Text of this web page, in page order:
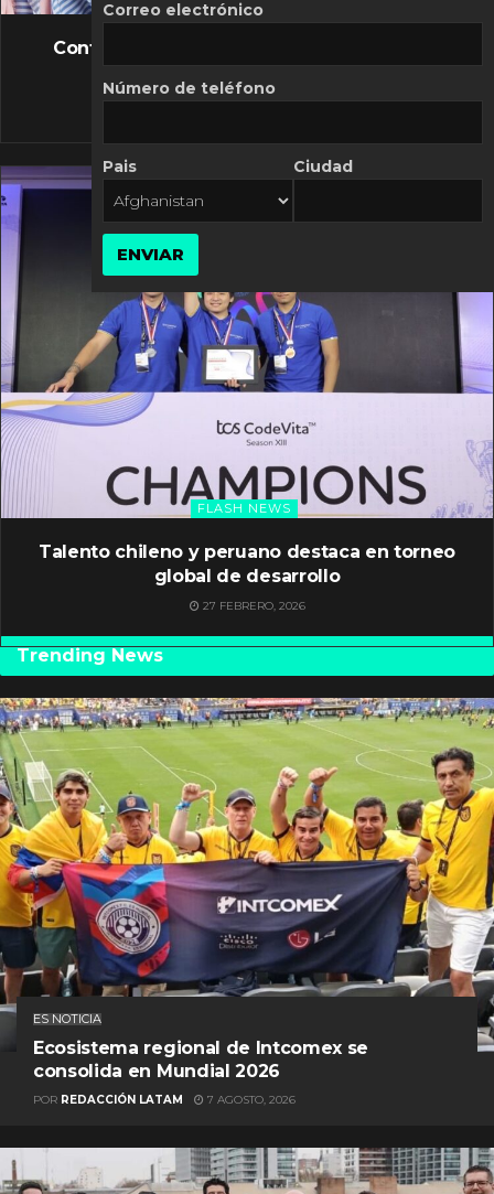
FLASH NEWS
Controversia de Mercado Libre por costos
10 MARZO, 2026
FLASH NEWS
Talento chileno y peruano destaca en torneo
global de desarrollo
27 FEBRERO, 2026
Trending News
ES NOTICIA
Ecosistema regional de Intcomex se
consolida en Mundial 2026
POR REDACCIÓN LATAM 7 AGOSTO, 2026
Correo electrónico
Número de teléfono
Pais Ciudad
ENVIAR